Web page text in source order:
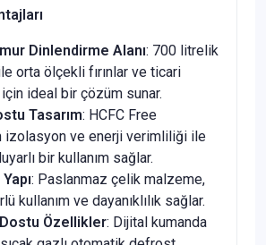
Dinlendirme Alanı: 700 litrelik
orta ölçekli fırınlar ve ticari
ideal bir çözüm sunar.
Tasarım: HCFC Free
izolasyon ve enerji verimliliği ile
bir kullanım sağlar.
: Paslanmaz çelik malzeme,
kullanım ve dayanıklılık sağlar.
Dostu Özellikler: Dijital kumanda